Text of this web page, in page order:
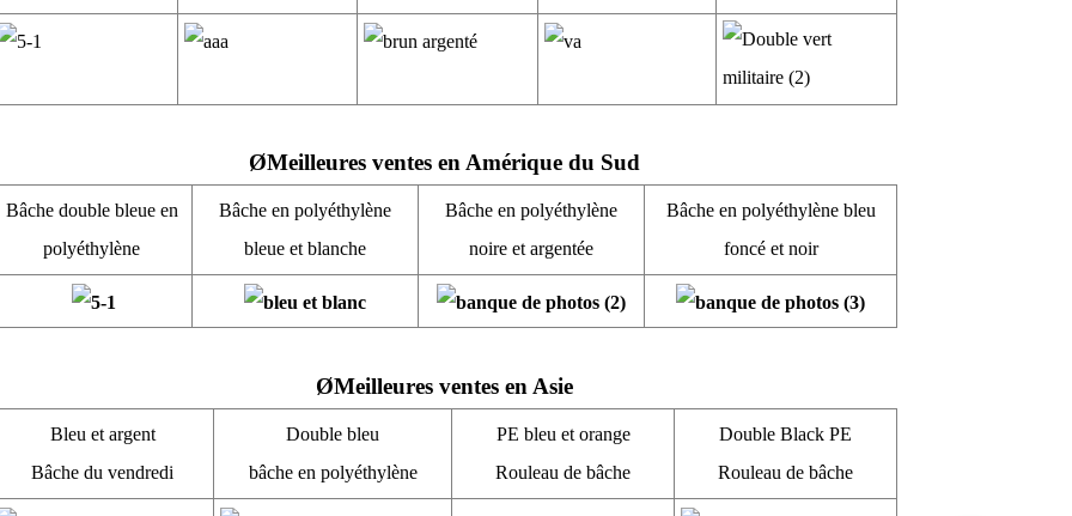
ØMeilleures ventes en Amérique du Sud
Bâche double bleue en
polyéthylène
Bâche en polyéthylène
bleue et blanche
Bâche en polyéthylène
noire et argentée
Bâche en polyéthylène bleu
foncé et noir
ØMeilleures ventes en Asie
Bleu et argent
Bâche du vendredi
Double bleu
bâche en polyéthylène
PE bleu et orange
Rouleau de bâche
Double Black PE
Rouleau de bâche